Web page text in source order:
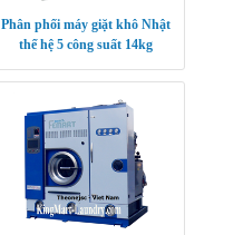
Phân phối máy giặt khô Nhật
thế hệ 5 công suất 14kg